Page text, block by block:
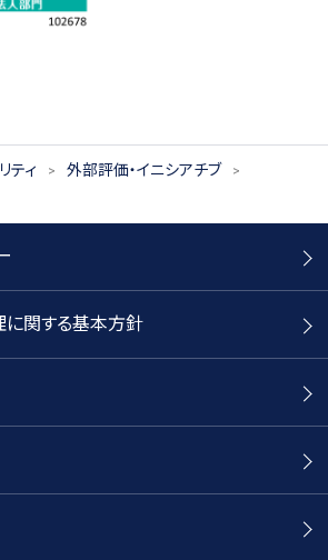
ティ
外部評価・イニシアチブ
関する基本方針